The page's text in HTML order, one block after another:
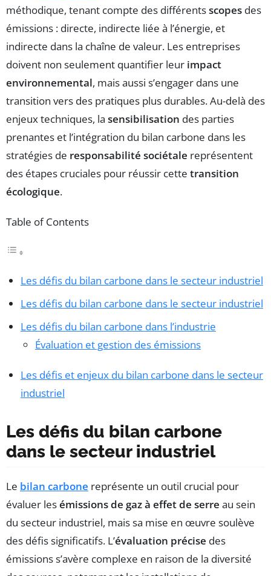
méthodique, tenant compte des différentsscopes des
émissions : directe, indirecte liée à l’énergie, et
indirecte dans la chaîne de valeur. Les entreprises
doivent non seulement quantifier leur impact
environnemental, mais aussi s’engager dans une
transition vers des pratiques plus durables. Au-delà des
enjeux techniques, la sensibilisation des parties
prenantes et l’intégration du bilan carbone dans les
stratégies de responsabilité sociétale représentent
des étapes cruciales pour réussir cette transition
écologique.
Table of Contents
Les défis du bilan carbone dans le secteur industriel
Les défis du bilan carbone dans le secteur industriel
Les défis du bilan carbone dans l’industrie
Évaluation et gestion des émissions
Les défis et enjeux du bilan carbone dans le secteur
industriel
Les défis du bilan carbone
dans le secteur industriel
Le bilan carbone représente un outil crucial pour
évaluer lesémissions de gaz à effet de serre au sein
du secteur industriel, mais sa mise en œuvre soulève
des défis significatifs. L’évaluation précise des
émissions s’avère complexe en raison de la diversité